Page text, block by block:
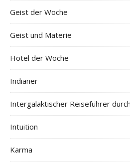
Geist der Woche
Geist und Materie
Hotel der Woche
Indianer
Intergalaktischer Reiseführer
Intuition
Karma